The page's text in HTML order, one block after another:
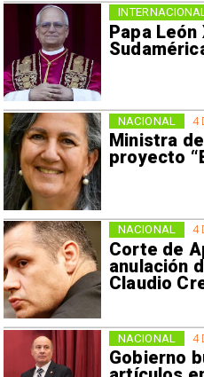
Papa
4
Ministra
proyecto
NACIONAL
4
Corte de
anulación
Claudio
NACIONAL
4
Gobierno
NACIONAL